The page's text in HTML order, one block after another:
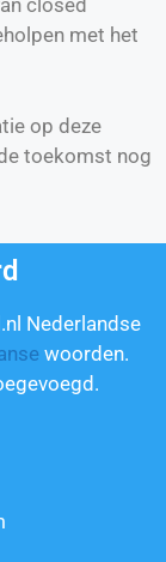
closed
met het
op deze
toekomst nog
Nederlandse
woorden.